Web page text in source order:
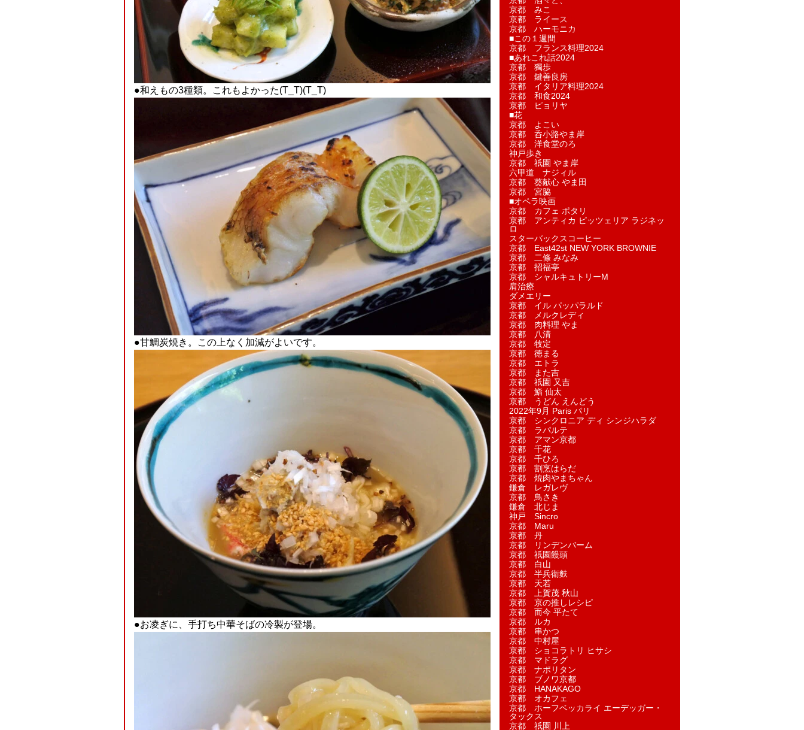
●和えもの3種類。これもよかった(T_T)(T_T)
●甘鯛炭焼き。この上なく加減がよいです。
●お凌ぎに、手打ち中華そばの冷製が登場。
京都 みこ
京都 ライース
京都 ハーモニカ
■この１週間
京都 フランス料理2024
■あれこれ話2024
京都 獨歩
京都 鍵善良房
京都 イタリア料理2024
京都 和食2024
京都 ピョリヤ
■花
京都 よこい
京都 呑小路やま岸
京都 洋食堂のろ
神戸歩き
京都 祇園 やま岸
六甲道 ナジィル
京都 葵献心 やま田
京都 宮脇
■オペラ映画
京都 カフェ ポタリ
京都 アンティカ ピッツェリア ラジネッ
ロ
スターバックスコーヒー
京都 East42st NEW YORK BROWNIE
京都 二條 みなみ
京都 招福亭
京都 シャルキュトリーM
肩治療
ダメエリー
京都 イル パッパラルド
京都 メルクレディ
京都 肉料理 やま
京都 八清
京都 牧定
京都 徳まる
京都 エトラ
京都 また吉
京都 祇園 又吉
京都 鮨 仙太
京都 うどん えんどう
2022年9月 Paris パリ
京都 シンクロニア ディ シンジハラダ
京都 ラパルテ
京都 アマン京都
京都 千花
京都 千ひろ
京都 割烹はらだ
京都 焼肉やまちゃん
鎌倉 レガレヴ
京都 鳥さき
鎌倉 北じま
神戸 Sincro
京都 Maru
京都 丹
京都 リンデンバーム
京都 祇園饅頭
京都 白山
京都 半兵衛麩
京都 天若
京都 上賀茂 秋山
京都 京の推しレシピ
京都 而今 平たて
京都 ルカ
京都 串かつ
京都 中村屋
京都 ショコラトリ ヒサシ
京都 マドラグ
京都 ナポリタン
京都 ブノワ京都
京都 HANAKAGO
京都 オカフェ
京都 ホーフベッカライ エーデッガー・
タックス
京都 祇園 川上